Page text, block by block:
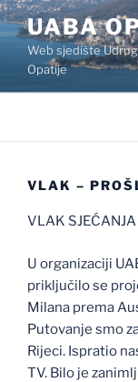
Preskoči
sadržaj
UABA
Web sjedište
Opatije
VLAK –
VLAK
U organizaciji
priključilo se
Milana prema
Putovanje smo
Rijeci. Ispratio
TV. Bilo je